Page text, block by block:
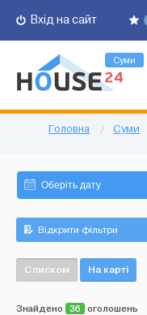
Вхід на сайт
Суми
Головна / Суми
Відкрити фільтри
Списком На карті
Знайдено 36 оголошень